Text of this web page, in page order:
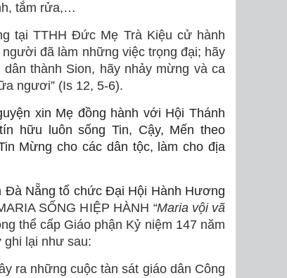
tắm rửa,…
tại TTHH Đức Mẹ Trà Kiệu cử hành
đã làm những việc trọng đại; hãy
thành Sion, hãy nhảy mừng và ca
ngươi” (Is 12, 5-6).
xin Mẹ đồng hành với Hội Thánh
hữu luôn sống Tin, Cậy, Mến theo
Mừng cho các dân tộc, làm cho địa
Đà Nẵng tổ chức Đại Hội Hành Hương
SỐNG HIỆP HÀNH “Maria vội vã
thể cấp Giáo phận Kỷ niệm 147 năm
ghi lại như sau:
ra những cuộc tàn sát giáo dân Công